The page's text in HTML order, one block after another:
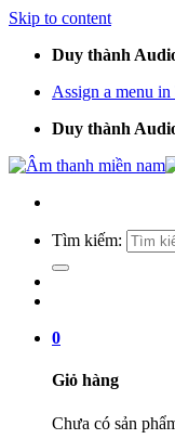
Skip to content
Duy thành
Assign a menu
Duy thành
Tìm kiếm:
0
Giỏ hàng
Chưa có sản